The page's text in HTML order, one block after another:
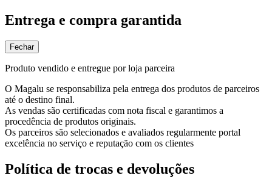
Entrega e compra garantida
Fechar
Produto vendido e entregue por loja parceira
O Magalu se responsabiliza pela entrega dos produtos de parceiros
até o destino final.
As vendas são certificadas com nota fiscal e garantimos a
procedência de produtos originais.
Os parceiros são selecionados e avaliados regularmente portal
excelência no serviço e reputação com os clientes
Política de trocas e devoluções